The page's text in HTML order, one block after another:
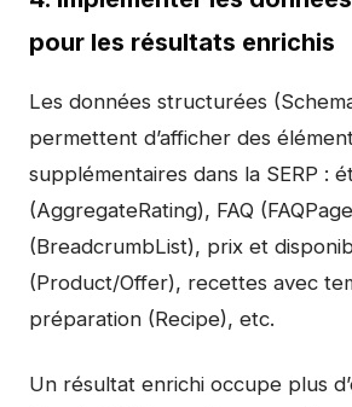
pour les résultats enrichis
Les données structurées
permettent d’afficher des
supplémentaires dans la SERP :
(AggregateRating), FAQ
(BreadcrumbList), prix et
(Product/Offer), recettes avec
préparation (Recipe), etc.
Un résultat enrichi occupe plus